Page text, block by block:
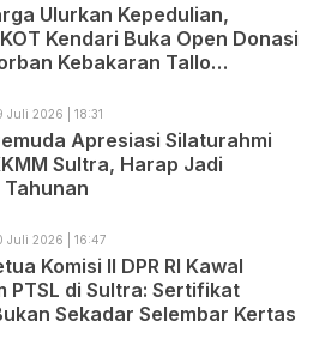
Ulurkan Kepedulian,
Kendari Buka Open Donasi
Kebakaran Tallo
Juli 2026 | 18:31
Apresiasi Silaturahmi
Sultra, Harap Jadi
Juli 2026 | 16:47
Komisi II DPR RI Kawal
PTSL di Sultra: Sertifikat
Sekadar Selembar Kertas